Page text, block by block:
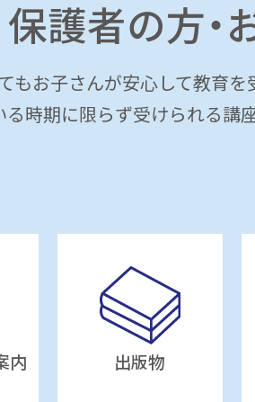
保護者の方・
もお子さんが安心して教育を
る時期に限らず受けられる講
内 出版物